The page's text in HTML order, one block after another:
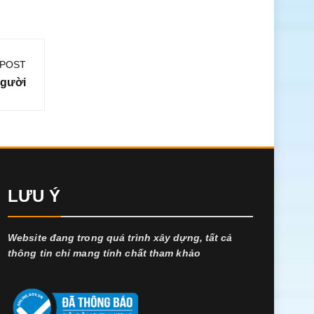
LƯU Ý
Website đang trong quá trình xây dựng, tất cả
thông tin chỉ mang tính chất tham khảo